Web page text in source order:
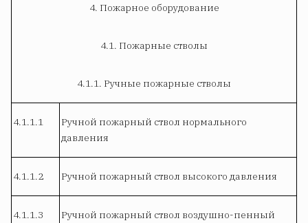
4. Пожарное оборудование
4.1. Пожарные стволы
4.1.1. Ручные пожарные стволы
4.1.1.1
Ручной пожарный ствол нормального
давления
4.1.1.2 Ручной пожарный ствол высокого давления
4.1.1.3 Ручной пожарный ствол воздушно-пенный